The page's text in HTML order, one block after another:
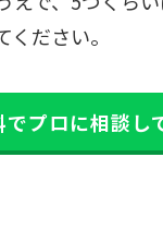
ださい。
プロに相談し